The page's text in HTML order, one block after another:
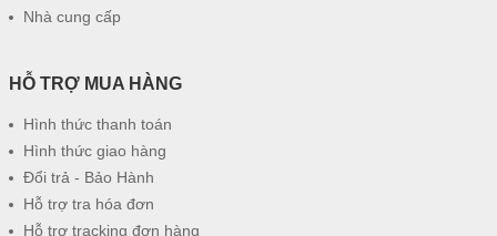
Nhà cung cấp
HỖ TRỢ MUA HÀNG
Hình thức thanh toán
Hình thức giao hàng
Đổi trả - Bảo Hành
Hỗ trợ tra hóa đơn
Hỗ trợ tracking đơn hàng